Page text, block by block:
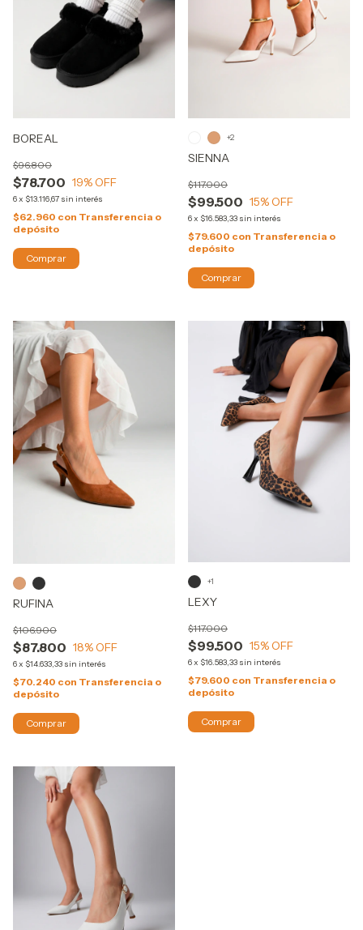
BOREAL
$78.700
$96.800
19% OFF
6x $13.116,67 sin interés
$62.960 con Transferencia o
depósito
Comprar
SIENNA
$99.500
$117.000
15% OFF
6x $16.583,33 sin interés
$79.600 con Transferencia o
depósito
+2
Comprar
RUFINA
$87.800
$106.900
18% OFF
6x $14.633,33 sin interés
$70.240 con Transferencia o
depósito
Comprar
LEXY
$99.500
$117.000
15% OFF
6x $16.583,33 sin interés
$79.600 con Transferencia o
depósito
+1
Comprar